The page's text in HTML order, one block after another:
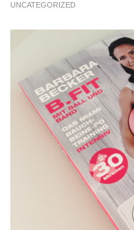
UNCATEGORIZED